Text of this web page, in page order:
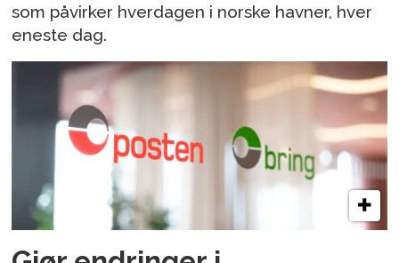
som påvirker hverdagen i norske havner, hver
eneste dag.